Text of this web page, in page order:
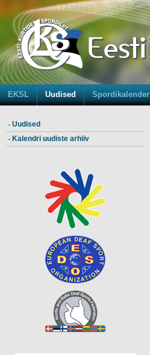
EKSL Uudised Spordikalender
Uudised
Kalendri uudiste arhiiv